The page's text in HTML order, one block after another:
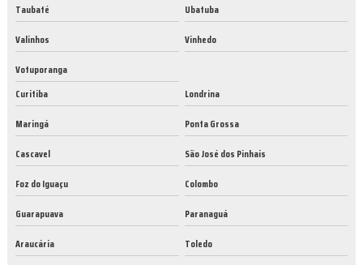
Taubaté
Ubatuba
Valinhos
Vinhedo
Votuporanga
Curitiba
Londrina
Maringá
Ponta Grossa
Cascavel
São José dos Pinhais
Foz do Iguaçu
Colombo
Guarapuava
Paranaguá
Araucária
Toledo